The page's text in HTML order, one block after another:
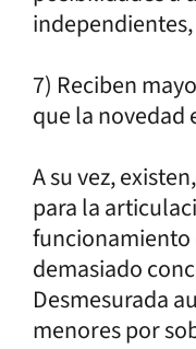
7) Reciben
que la novedad
A su vez,
para la
funcionamiento
demasiado
Desmesurada
menores por